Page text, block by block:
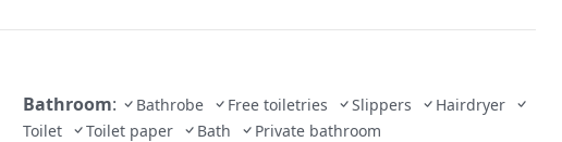
Bathroom: Bathrobe Free toiletries Slippers
Hairdryer
Toilet
Toilet paper Bath Private bathroom